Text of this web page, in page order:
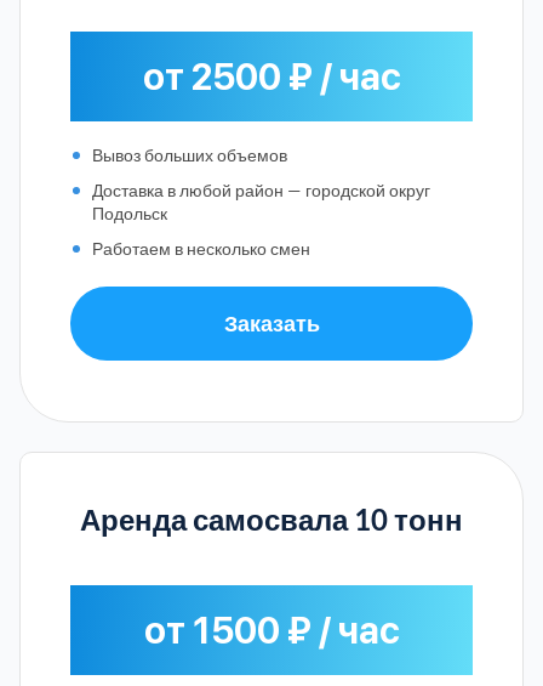
от 2500 ₽ / час
Вывоз больших объемов
Доставка в любой район — городской округ
Подольск
Работаем в несколько смен
Заказать
Аренда самосвала 10 тонн
от 1500 ₽ / час